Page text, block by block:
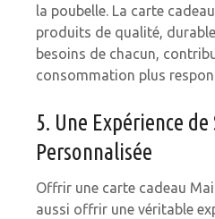
la poubelle. La carte
produits de qualité,
besoins de chacun,
consommation plus
5. Une Expérience
Personnalisée
Offrir une carte cadeau
aussi offrir une véritable